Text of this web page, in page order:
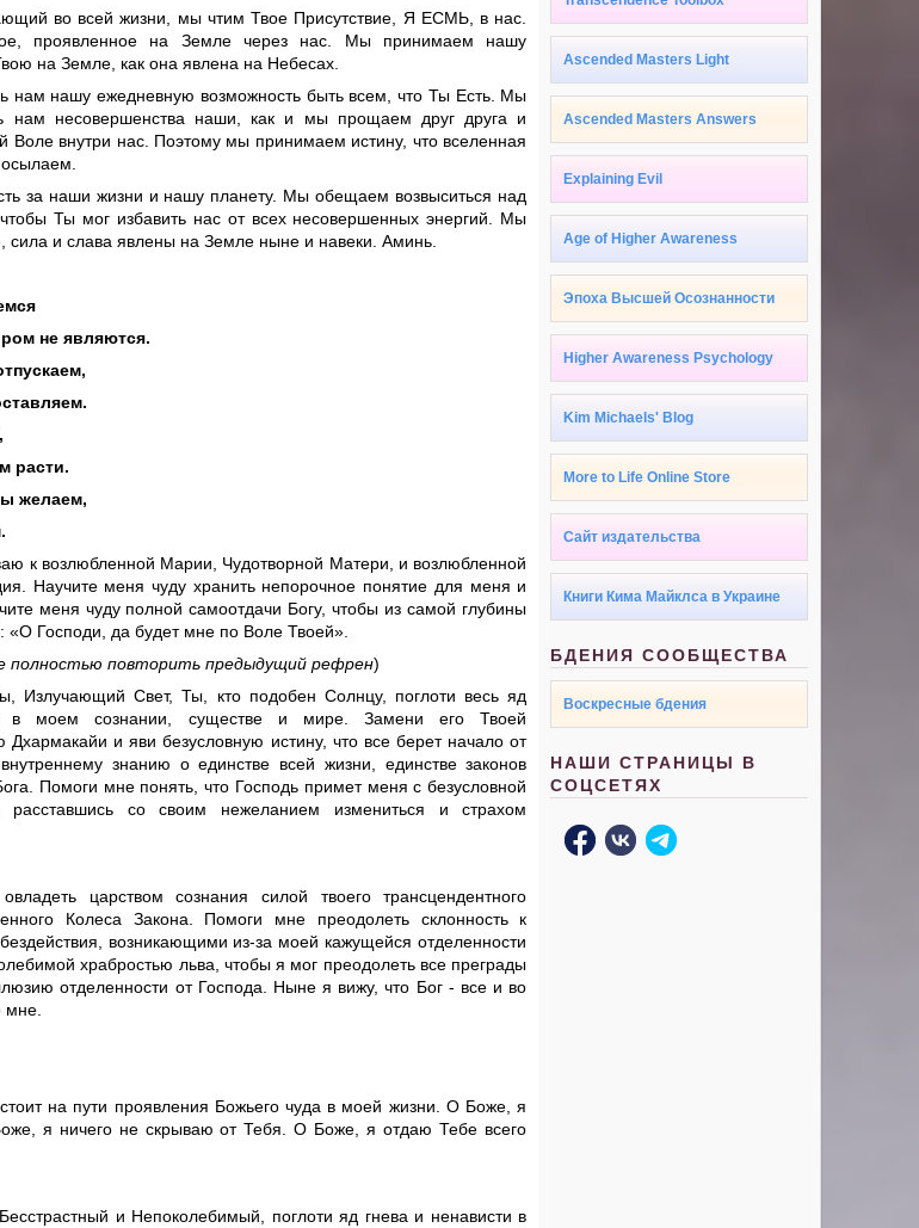
во всей жизни, мы чтим Твое Присутствие, Я ЕСМЬ, в нас.
проявленное на Земле через нас. Мы принимаем нашу
на Земле, как она явлена на Небесах.
нам нашу ежедневную возможность быть всем, что Ты Есть. Мы
нам несовершенства наши, как и мы прощаем друг друга и
внутри нас. Поэтому мы принимаем истину, что вселенная
за наши жизни и нашу планету. Мы обещаем возвыситься над
Ты мог избавить нас от всех несовершенных энергий. Мы
сила и слава явлены на Земле ныне и навеки. Аминь.
не являются.
расти.
желаем,
к возлюбленной Марии, Чудотворной Матери, и возлюбленной
Научите меня чуду хранить непорочное понятие для меня и
меня чуду полной самоотдачи Богу, чтобы из самой глубины
«О Господи, да будет мне по Воле Твоей».
полностью повторить предыдущий рефрен)
Излучающий Свет, Ты, кто подобен Солнцу, поглоти весь яд
в моем сознании, существе и мире. Замени его Твоей
и яви безусловную истину, что все берет начало от
знанию о единстве всей жизни, единстве законов
Помоги мне понять, что Господь примет меня с безусловной
со своим нежеланием измениться и страхом
царством сознания силой твоего трансцендентного
Колеса Закона. Помоги мне преодолеть склонность к
возникающими из-за моей кажущейся отделенности
храбростью льва, чтобы я мог преодолеть все преграды
отделенности от Господа. Ныне я вижу, что Бог - все и во
мне.
на пути проявления Божьего чуда в моей жизни. О Боже, я
я ничего не скрываю от Тебя. О Боже, я отдаю Тебе всего
и Непоколебимый, поглоти яд гнева и ненависти в
Ascended Masters Light
Ascended Masters Answers
Explaining Evil
Age of Higher Awareness
Эпоха Высшей Осознанности
Higher Awareness Psychology
Kim Michaels' Blog
More to Life Online Store
Сайт издательства
Книги Кима Майклса в Украине
БДЕНИЯ СООБЩЕСТВА
Воскресные бдения
НАШИ СТРАНИЦЫ В
СОЦСЕТЯХ